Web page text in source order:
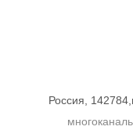
Россия,